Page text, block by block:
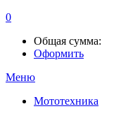
0
Общая сумма:
Оформить
Меню
Мототехника